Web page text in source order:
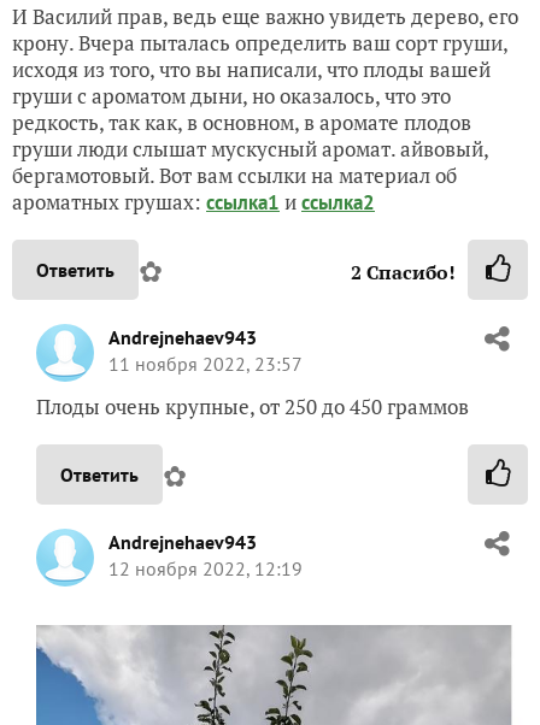
И Василий прав, ведь еще важно увидеть дерево, его
крону. Вчера пыталась определить ваш сорт груши,
исходя из того, что вы написали, что плоды вашей
груши с ароматом дыни, но оказалось, что это
редкость, так как, в основном, в аромате плодов
груши люди слышат мускусный аромат. айвовый,
бергамотовый. Вот вам ссылки на материал об
ароматных грушах: ссылка1 иссылка2
Ответить ✿ 2 Спасибо!
Andrejnehaev943
11 ноября 2022, 23:57
Плоды очень крупные, от 250 до 450 граммов
Ответить ✿
Andrejnehaev943
12 ноября 2022, 12:19